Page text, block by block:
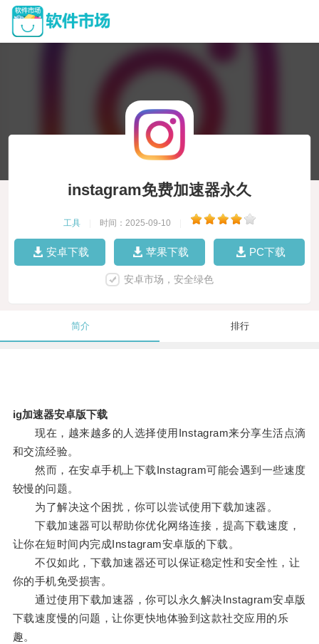
instagram免费加速器永久
工具 时间：2025-09-10
安卓下载 苹果下载 PC下载
安卓市场，安全绿色
简介 排行
ig加速器安卓版下载
现在，越来越多的人选择使用Instagram来分享生活点滴
和交流经验。
然而，在安卓手机上下载Instagram可能会遇到一些速度
较慢的问题。
为了解决这个困扰，你可以尝试使用下载加速器。
下载加速器可以帮助你优化网络连接，提高下载速度，
让你在短时间内完成Instagram安卓版的下载。
不仅如此，下载加速器还可以保证稳定性和安全性，让
你的手机免受损害。
通过使用下载加速器，你可以永久解决Instagram安卓版
下载速度慢的问题，让你更快地体验到这款社交应用的乐
趣。